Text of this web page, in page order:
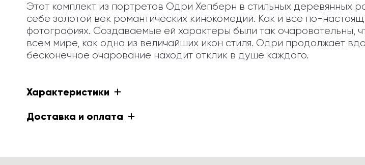
Этот комплект из портретов Одри Хепберн в стильных деревянных
себе золотой век романтических кинокомедий. Как и все по-
фотографиях. Создаваемые ей характеры были так очаровательны,
всем мире, как одна из величайших икон стиля. Одри продолжает
бесконечное очарование находит отклик в душе каждого.
Характеристики
Доставка и оплата